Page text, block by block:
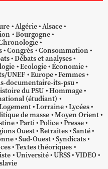
Algérie Alsace
Bourgogne
Congrès Consommation
Débats et analyses
Ecologie Économie
UNEF Europe Femmes
documentaire-its-psu
du PSU Hommage
(étudiant)
Lorraine Lycées
de masse Moyen Orient
Parti Police Presse
Ouest Retraites Santé
Sud-Ouest Syndicats
Textes théoriques
Université URSS VIDEO